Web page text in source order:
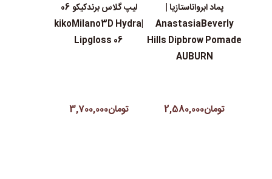
پماد ابرواناستازیا |
AnastasiaBeverly
Hills Dipbrow Pomade
AUBURN
تومان2,580,000
لیپ گلاس‌ برندکیکو 06
|kikoMilano3D Hydra
Lipgloss 06
تومان3,700,000